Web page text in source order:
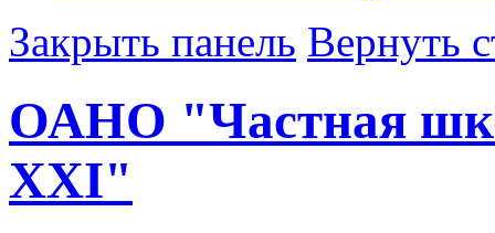
Закрыть панель Вернуть
ОАНО "Частная
XXI"